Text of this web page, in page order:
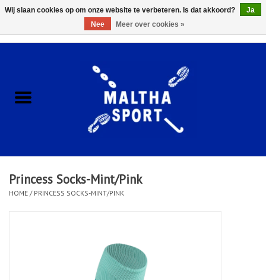
ACCESSOIRES/HARDWARE
KLEDING
CLUBSHOPS
Princess Socks-Mint/Pink
HOME / PRINCESS SOCKS-MINT/PINK
Wij slaan cookies op om onze website te verbeteren. Is dat akkoord?
Ja
Nee
Meer over cookies »